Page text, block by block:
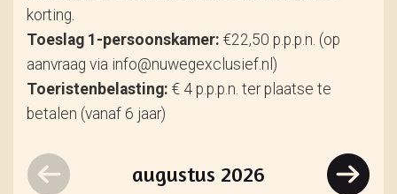
korting.
Toeslag 1-persoonskamer: €22,50 p.p.p.n. (op
aanvraag via info@nuwegexclusief.nl)
Toeristenbelasting: € 4 p.p.p.n. ter plaatse te
betalen (vanaf 6 jaar)
augustus 2026